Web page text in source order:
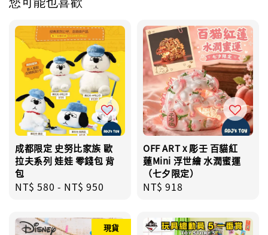
成都限定 史努比家族 歐
拉夫系列 娃娃 零錢包 背
包
Regular
NT$ 580 - NT$ 950
OFF ART x 彫壬 百貓紅
蓮Mini 浮世繪 水潤蜜運
（七夕限定）
Regular
NT$ 918
現貨